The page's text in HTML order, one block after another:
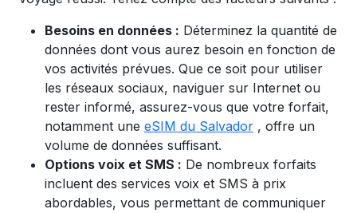
Besoins en données : Déterminez la quantité de
données dont vous aurez besoin en fonction de
vos activités prévues. Que ce soit pour utiliser
les réseaux sociaux, naviguer sur Internet ou
rester informé, assurez-vous que votre forfait,
notamment une eSIM du Salvador , offre un
volume de données suffisant.
Options voix et SMS : De nombreux forfaits
incluent des services voix et SMS à prix
abordables, vous permettant de communiquer